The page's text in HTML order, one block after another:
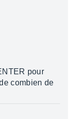
pour
combien de